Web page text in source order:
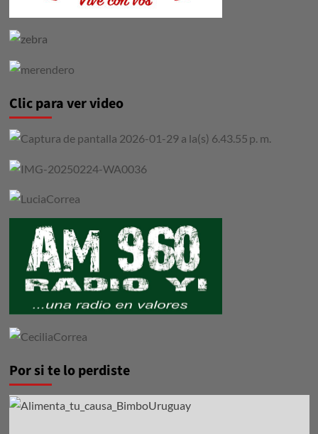
Clic para ver video
Por si te lo perdiste